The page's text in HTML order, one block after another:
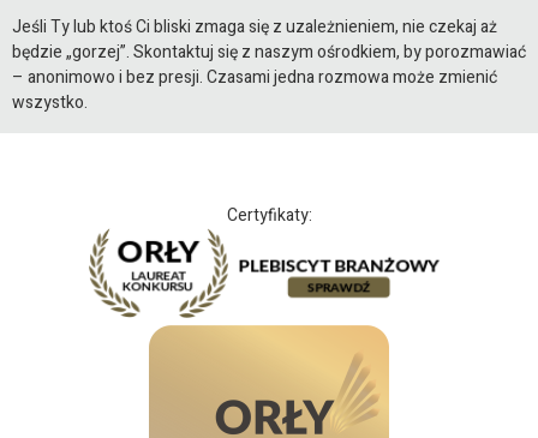
Jeśli Ty lub ktoś Ci bliski zmaga się z uzależnieniem, nie czekaj aż
będzie „gorzej”. Skontaktuj się z naszym ośrodkiem, by porozmawiać
– anonimowo i bez presji. Czasami jedna rozmowa może zmienić
wszystko.
Certyfikaty: